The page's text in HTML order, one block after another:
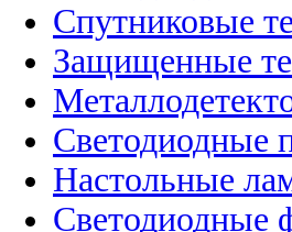
Спутниковые
Защищенные
Светодиодные
Настольные
Светодиодные